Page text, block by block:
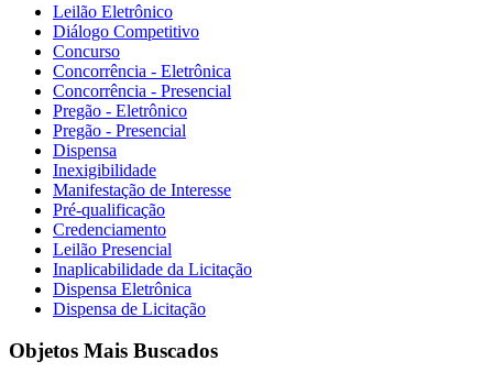
Leilão Eletrônico
Diálogo Competitivo
Concurso
Concorrência - Eletrônica
Concorrência - Presencial
Pregão - Eletrônico
Pregão - Presencial
Dispensa
Inexigibilidade
Manifestação de Interesse
Pré-qualificação
Credenciamento
Leilão Presencial
Inaplicabilidade da Licitação
Dispensa Eletrônica
Dispensa de Licitação
Objetos Mais Buscados